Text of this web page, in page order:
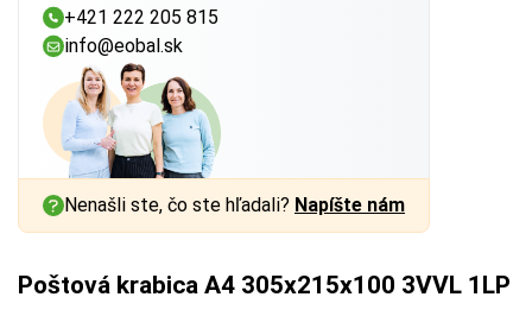
+421 222 205 815
info@eobal.sk
Nenašli ste, čo ste hľadali? Napíšte nám
Poštová krabica A4 305x215x100 3VVL 1LP